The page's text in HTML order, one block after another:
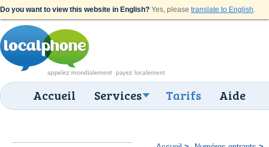
Do you want to view this website in English? Yes, please translate to English.
Accueil Services Tarifs Aide